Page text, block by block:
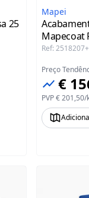
25
Mapei
Mapecoat
Ref:
Preço
€
PVP€ 201,50/